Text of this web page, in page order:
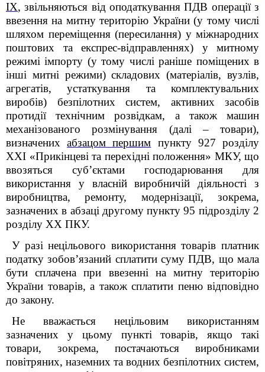
ІХ, звільняються від оподаткування ПДВ операції з
ввезення на митну територію України (у тому числі
шляхом переміщення (пересилання) у міжнародних
поштових та експрес-відправленнях) у митному
режимі імпорту (у тому числі раніше поміщених в
інші митні режими) складових (матеріалів, вузлів,
агрегатів, устаткування та комплектувальних
виробів) безпілотних систем, активних засобів
протидії технічним розвідкам, а також машин
механізованого розмінування (далі – товари),
визначенихабзацом першим пункту 927 розділу
XXI «Прикінцеві та перехідні положення» МКУ, що
ввозяться суб’єктами господарювання для
використання у власній виробничій діяльності з
виробництва, ремонту, модернізації, зокрема,
зазначених в абзаці другому пункту 95 підрозділу 2
розділу XX ПКУ.
У разі нецільового використання товарів платник
податку зобов’язаний сплатити суму ПДВ, що мала
бути сплачена при ввезенні на митну територію
України товарів, а також сплатити пеню відповідно
до закону.
Не вважається нецільовим використанням
зазначених у цьому пункті товарів, якщо такі
товари, зокрема, постачаються виробниками
повітряних, наземних та водних безпілотних систем,